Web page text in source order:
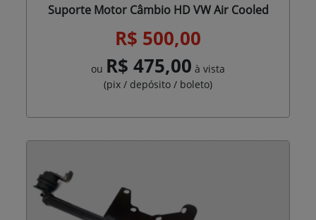
Suporte Motor Câmbio HD VW Air Cooled
R$ 500,00
ou R$ 475,00 à vista
(pix / depósito / boleto)